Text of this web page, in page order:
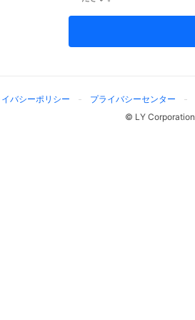
バシーポリシー プライバシーセンター
© LY Corporation